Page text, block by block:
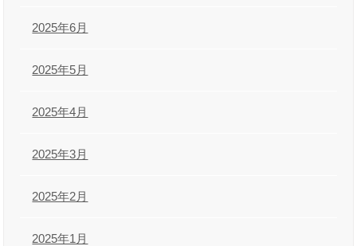
2025年6月
2025年5月
2025年4月
2025年3月
2025年2月
2025年1月